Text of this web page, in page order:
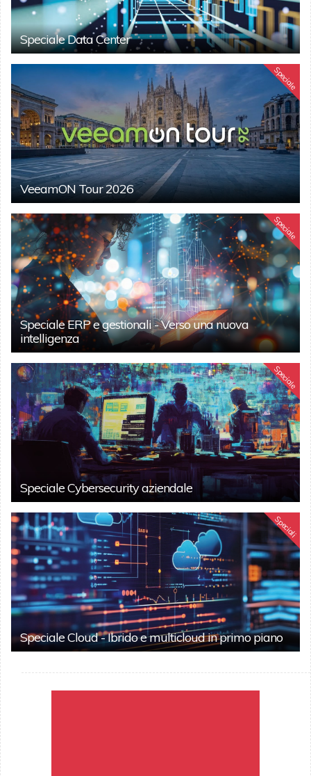
Speciale Data Center
Speciale
VeeamON Tour 2026
Speciale
Speciale ERP e gestionali - Verso una nuova
intelligenza
Speciale
Speciale Cybersecurity aziendale
Speciali
Speciale Cloud - Ibrido e multicloud in primo piano